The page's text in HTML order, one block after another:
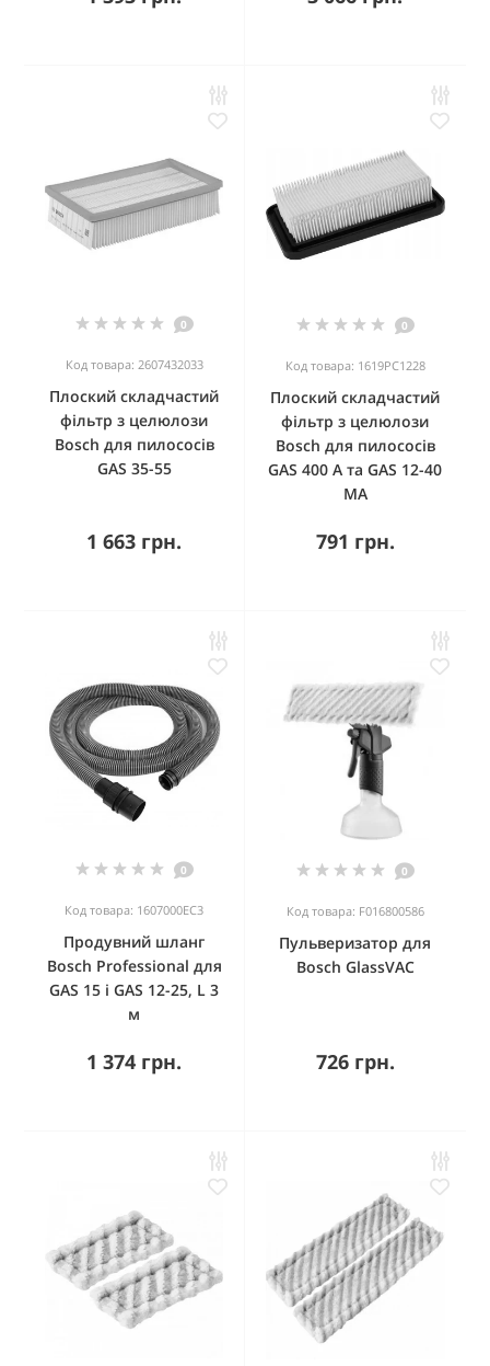
0
Код товара: 2607432033
Плоский складчастий
фільтр з целюлози
Bosch для пилососів
GAS 35-55
1 663 грн.
0
Код товара: 1619PC1228
Плоский складчастий
фільтр з целюлози
Bosch для пилососів
GAS 400 A та GAS 12-40
MA
791 грн.
0
Код товара: 1607000EC3
Продувний шланг
Bosch Professional для
GAS 15 і GAS 12-25, L 3
м
1 374 грн.
0
Код товара: F016800586
Пульверизатор для
Bosch GlassVAC
726 грн.